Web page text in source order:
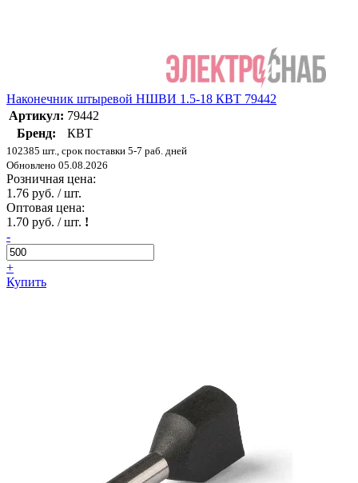
Наконечник штыревой НШВИ 1.5-18 КВТ 79442
Артикул: 79442
Бренд:
КВТ
102385 шт., срок поставки 5-7 раб. дней
Обновлено 05.08.2026
Розничная цена:
1.76 руб. / шт.
Оптовая цена:
1.70 руб. / шт. !
-
+
Купить